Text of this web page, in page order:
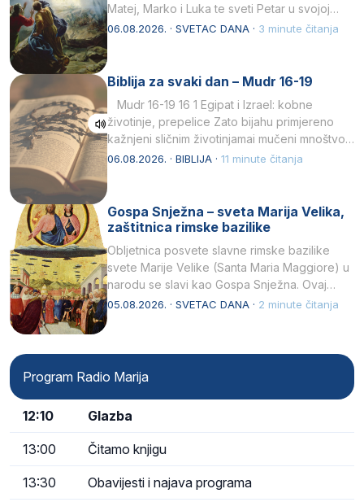
Matej, Marko i Luka te sveti Petar u svojoj
drugoj…
06.08.2026. · SVETAC DANA · 3 minute čitanja
Biblija za svaki dan – Mudr 16-19
Mudr 16-19 16 1 Egipat i Izrael: kobne
životinje, prepelice Zato bijahu primjereno
kažnjeni sličnim životinjamai mučeni mnoštvom
kukaca.2 A narod…
06.08.2026. · BIBLIJA · 11 minute čitanja
Gospa Snježna – sveta Marija Velika,
zaštitnica rimske bazilike
Obljetnica posvete slavne rimske bazilike
svete Marije Velike (Santa Maria Maggiore) u
narodu se slavi kao Gospa Snježna. Ovaj
naziv, Sancta Maria…
05.08.2026. · SVETAC DANA · 2 minute čitanja
Program Radio Marija
12:10 Glazba
13:00 Čitamo knjigu
13:30 Obavijesti i najava programa